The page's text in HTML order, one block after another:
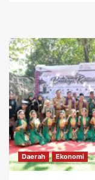
Daerah Ekonomi